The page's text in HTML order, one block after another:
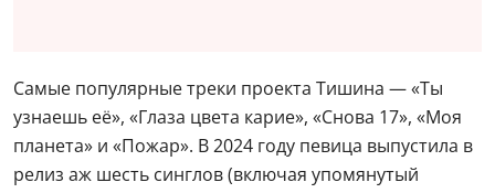
Самые популярные треки проекта Тишина — «Ты
узнаешь её», «Глаза цвета карие», «Снова 17», «Моя
планета» и «Пожар». В 2024 году певица выпустила в
релиз аж шесть синглов (включая упомянутый